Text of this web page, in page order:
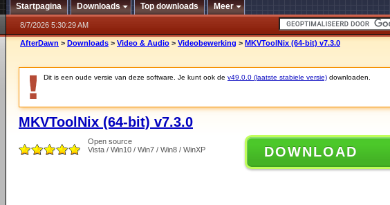
Startpagina Downloads Top downloads Meer
8/7/2026 5:30:29 AM
AfterDawn > Downloads > Video & Audio > Videobewerking > MKVToolNix (64-bit) v7.3.0
Dit is een oude versie van deze software. Je kunt ook de v49.0.0 (laatste stabiele versie) downloaden.
MKVToolNix (64-bit) v7.3.0
Open source
Vista / Win10 / Win7 / Win8 / WinXP
DOWNLOAD